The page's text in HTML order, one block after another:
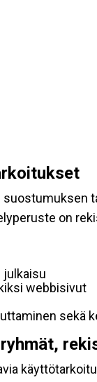
on
julkaisu
webbisivut
sekä